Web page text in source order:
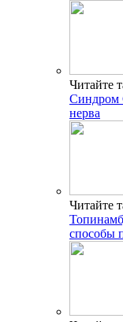
Читайте
Синдром
нерва
Читайте
способы